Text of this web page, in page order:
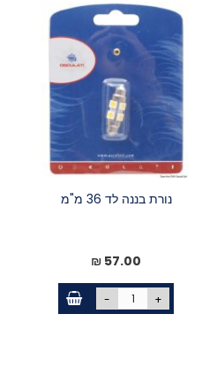
נורת בננה לד 36 מ"מ
57.00 ₪
- +